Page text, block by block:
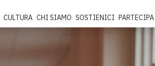
CULTURA CHI SIAMO SOSTIENICI PARTECIPA